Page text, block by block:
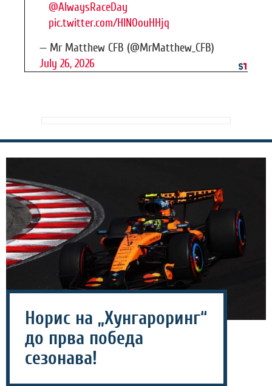
@AlwaysRaceDay
pic.twitter.com/HIN0ouHHjq
— Mr Matthew CFB (@MrMatthew_CFB)
July 26, 2026
Норис на „Хунгароринг“
до прва победа
сезонава!